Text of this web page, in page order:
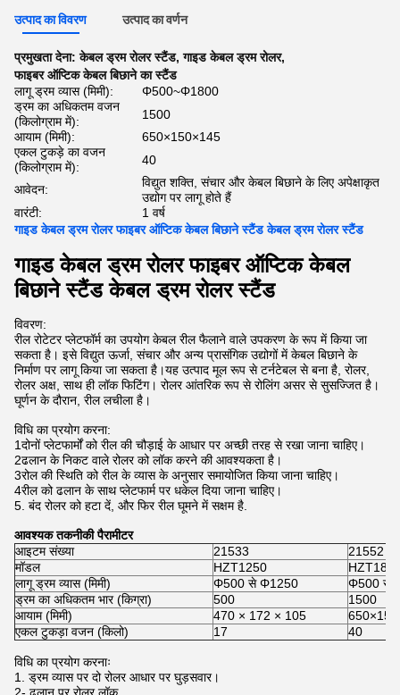
उत्पाद का विवरण उत्पाद का वर्णन
प्रमुखता देना:केबल ड्रम रोलर स्टैंड,गाइड केबल ड्रम रोलर,
फाइबर ऑप्टिक केबल बिछाने का स्टैंड
लागू ड्रम व्यास (मिमी):
Φ500~Φ1800
ड्रम का अधिकतम वजन
(किलोग्राम में):
1500
आयाम (मिमी):
650×150×145
एकल टुकड़े का वजन
(किलोग्राम में):
40
आवेदन:
विद्युत शक्ति, संचार और केबल बिछाने के लिए अपेक्षाकृत
उद्योग पर लागू होते हैं
वारंटी:
1 वर्ष
गाइड केबल ड्रम रोलर फाइबर ऑप्टिक केबल बिछाने स्टैंड केबल ड्रम रोलर स्टैंड
गाइड केबल ड्रम रोलर फाइबर ऑप्टिक केबल
बिछाने स्टैंड केबल ड्रम रोलर स्टैंड
विवरण:
रील रोटेटर प्लेटफॉर्म का उपयोग केबल रील फैलाने वाले उपकरण के रूप में किया जा
सकता है। इसे विद्युत ऊर्जा, संचार और अन्य प्रासंगिक उद्योगों में केबल बिछाने के
निर्माण पर लागू किया जा सकता है।यह उत्पाद मूल रूप से टर्नटेबल से बना है, रोलर,
रोलर अक्ष, साथ ही लॉक फिटिंग। रोलर आंतरिक रूप से रोलिंग असर से सुसज्जित है।
घूर्णन के दौरान, रील लचीला है।
विधि का प्रयोग करना:
1दोनों प्लेटफार्मों को रील की चौड़ाई के आधार पर अच्छी तरह से रखा जाना चाहिए।
2ढलान के निकट वाले रोलर को लॉक करने की आवश्यकता है।
3रोल की स्थिति को रील के व्यास के अनुसार समायोजित किया जाना चाहिए।
4रील को ढलान के साथ प्लेटफार्म पर धकेल दिया जाना चाहिए।
5. बंद रोलर को हटा दें, और फिर रील घूमने में सक्षम है.
आवश्यक तकनीकी पैरामीटर
आइटम संख्या
21533
21552
मॉडल
HZT1250
लागू ड्रम व्यास (मिमी)
Φ500 से Φ1250
Φ500 से
ड्रम का अधिकतम भार (किग्रा)
500
1500
आयाम (मिमी)
470 × 172 × 105
एकल टुकड़ा वजन (किलो)
17 40
विधि का प्रयोग करनाः
1. ड्रम व्यास पर दो रोलर आधार पर घुड़सवार।